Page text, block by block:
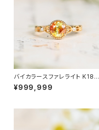
バイカラースファレライト K18Y
G リング 10号（JK6953）
¥999,999